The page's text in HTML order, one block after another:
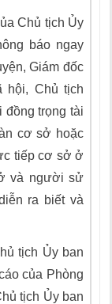
Chủ tịch Ủy
báo ngay
Giám đốc
hội, Chủ tịch
đồng trọng tài
cơ sở hoặc
tiếp cơ sở ở
và người sử
ra biết và
tịch Ủy ban
của Phòng
hủ tịch Ủy ban